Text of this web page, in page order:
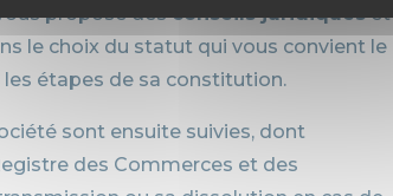
propose desconseils juridiqueset
le choix du statut qui vous convient le
étapes de sa constitution.
sont ensuite suivies, dont
des Commerces et des